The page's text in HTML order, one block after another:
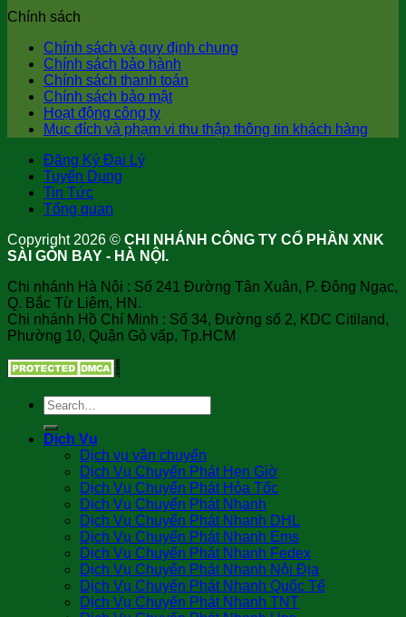
Chính sách
Chính sách và quy định chung
Chính sách bảo hành
Chính sách thanh toán
Chính sách bảo mật
Hoạt động công ty
Mục đích và phạm vi thu thập thông tin khách hàng
Đăng Ký Đại Lý
Tuyển Dụng
Tin Tức
Tổng quan
Copyright 2026 © CHI NHÁNH CÔNG TY CỔ PHẦN XNK
SÀI GÒN BAY - HÀ NỘI.
Chi nhánh Hà Nội : Số 241 Đường Tân Xuân, P. Đông Ngạc,
Q. Bắc Từ Liêm, HN.
Chi nhánh Hồ Chí Minh : Số 34, Đường số 2, KDC Citiland,
Phường 10, Quận Gò vấp, Tp.HCM
Dịch Vụ
Dịch vụ vận chuyển
Dịch Vụ Chuyển Phát Hẹn Giờ
Dịch Vụ Chuyển Phát Hỏa Tốc
Dịch Vụ Chuyển Phát Nhanh
Dịch Vụ Chuyển Phát Nhanh DHL
Dịch Vụ Chuyển Phát Nhanh Ems
Dịch Vụ Chuyển Phát Nhanh Fedex
Dịch Vụ Chuyển Phát Nhanh Nội Địa
Dịch Vụ Chuyển Phát Nhanh Quốc Tế
Dịch Vụ Chuyển Phát Nhanh TNT